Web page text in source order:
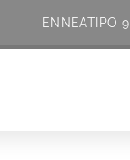
ENNEATIPO 9